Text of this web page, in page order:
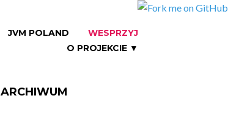
JVM POLAND
WESPRZYJ
O PROJEKCIE ▼
ARCHIWUM